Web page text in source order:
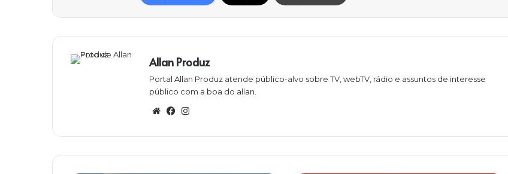
Allan Produz
Portal Allan Produz atende público-alvo sobre TV, webTV, rádio e assuntos de interesse
público com a boa do allan.
W
sit
e
Fa
bo
ok
gra
m